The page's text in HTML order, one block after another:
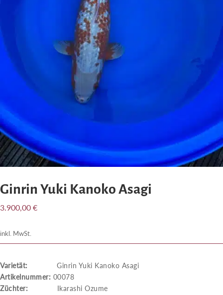
Ginrin Yuki Kanoko Asagi
3.900,00 €
inkl. MwSt.
Varietät: Ginrin Yuki Kanoko Asagi
Artikelnummer: 00078
Züchter: Ikarashi Ozume